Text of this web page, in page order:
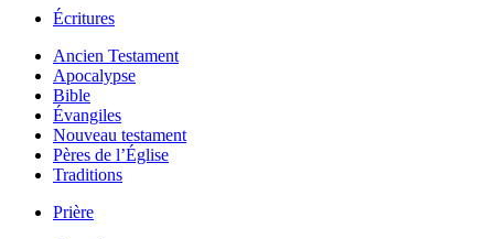
Écritures
Ancien Testament
Apocalypse
Bible
Évangiles
Nouveau testament
Pères de l’Église
Traditions
Prière